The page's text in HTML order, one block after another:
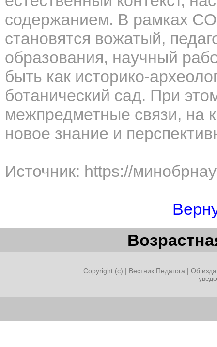
содержанием. В рамках
становятся вожатый,
образования, научный
быть как историко-
ботанический сад. При
межпредметные связи, на
новое знание и
Источник: https://
Copyright (c) | Вестник Педагога | Об